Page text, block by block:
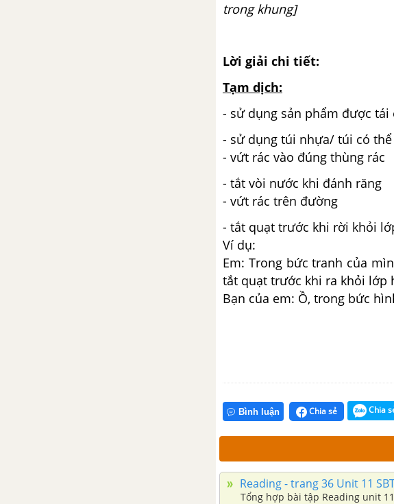
trong khung]
Lời giải chi tiết:
Tạm dịch:
- sử dụng sản phẩm
- sử dụng túi nhựa/ túi có
- vứt rác vào đúng
- tắt vòi nước khi đánh răng
- vứt rác trên
- tắt quạt trước khi rời khỏi
Ví dụ:
Em: Trong bức tranh của
tắt quạt trước khi ra khỏi lớp
Bạn của em: Ồ, trong bức
Bình luận Chia sẻ Chia
Reading - trang 36 Unit 11
Tổng hợp